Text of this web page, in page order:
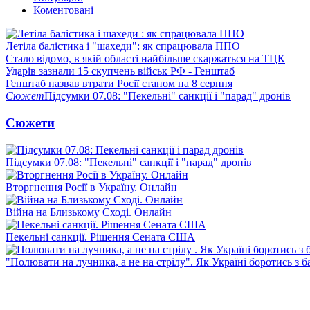
Коментовані
Летіла балістика і "шахеди": як спрацювала ППО
Стало відомо, в якій області найбільше скаржаться на ТЦК
Ударів зазнали 15 скупчень військ РФ - Генштаб
Генштаб назвав втрати Росії станом на 8 серпня
СюжетПідсумки 07.08: "Пекельні" санкції і "парад" дронів
Сюжети
Підсумки 07.08: "Пекельні" санкції і "парад" дронів
Вторгнення Росії в Україну. Онлайн
Війна на Близькому Сході. Онлайн
Пекельні санкції. Рішення Сената США
"Полювати на лучника, а не на стрілу". Як Україні боротись з